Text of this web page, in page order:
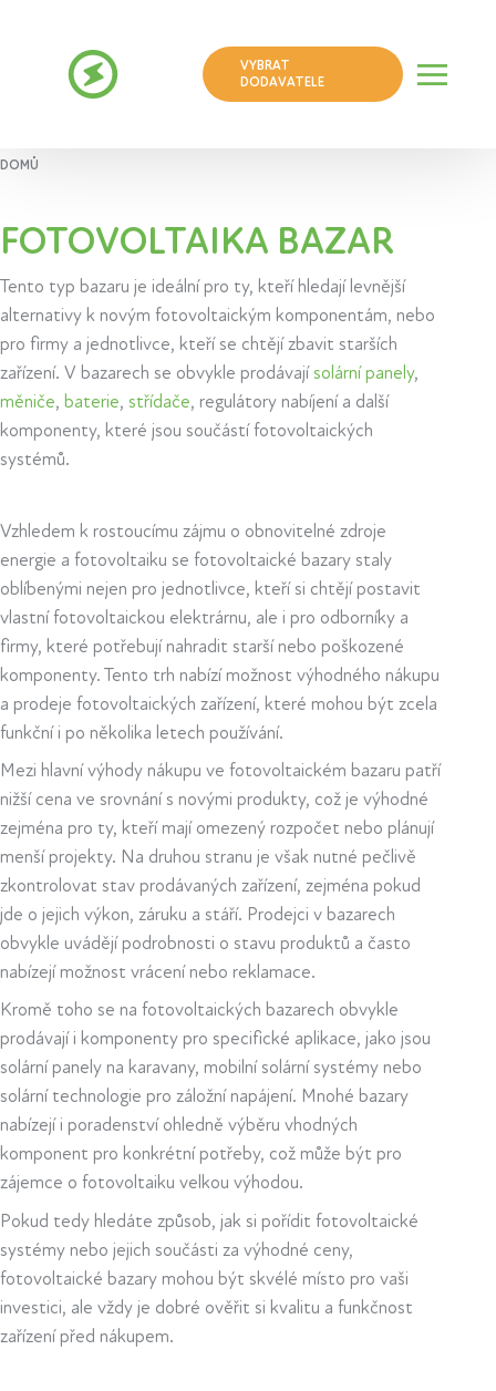
VYBRAT
DODAVATELE
DOMŮ
FOTOVOLTAIKA BAZAR
Tento typ bazaru je ideální pro ty, kteří hledají levnější
alternativy k novým fotovoltaickým komponentám, nebo
pro firmy a jednotlivce, kteří se chtějí zbavit starších
zařízení. V bazarech se obvykle prodávajísolární panely,
měniče, baterie, střídače, regulátory nabíjení a další
komponenty, které jsou součástí fotovoltaických
systémů.
Vzhledem k rostoucímu zájmu o obnovitelné zdroje
energie a fotovoltaiku se fotovoltaické bazary staly
oblíbenými nejen pro jednotlivce, kteří si chtějí postavit
vlastní fotovoltaickou elektrárnu, ale i pro odborníky a
firmy, které potřebují nahradit starší nebo poškozené
komponenty. Tento trh nabízí možnost výhodného nákupu
a prodeje fotovoltaických zařízení, které mohou být zcela
funkční i po několika letech používání.
Mezi hlavní výhody nákupu ve fotovoltaickém bazaru patří
nižší cena ve srovnání s novými produkty, což je výhodné
zejména pro ty, kteří mají omezený rozpočet nebo plánují
menší projekty. Na druhou stranu je však nutné pečlivě
zkontrolovat stav prodávaných zařízení, zejména pokud
jde o jejich výkon, záruku a stáří. Prodejci v bazarech
obvykle uvádějí podrobnosti o stavu produktů a často
nabízejí možnost vrácení nebo reklamace.
Kromě toho se na fotovoltaických bazarech obvykle
prodávají i komponenty pro specifické aplikace, jako jsou
solární panely na karavany, mobilní solární systémy nebo
solární technologie pro záložní napájení. Mnohé bazary
nabízejí i poradenství ohledně výběru vhodných
komponent pro konkrétní potřeby, což může být pro
zájemce o fotovoltaiku velkou výhodou.
Pokud tedy hledáte způsob, jak si pořídit fotovoltaické
systémy nebo jejich součásti za výhodné ceny,
fotovoltaické bazary mohou být skvélé místo pro vaši
investici, ale vždy je dobré ověřit si kvalitu a funkčnost
zařízení před nákupem.